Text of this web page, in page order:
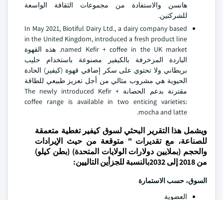
هانسن والاستفادة من مجموعات الثقافة الواسعة
للشركتين.
In May 2021, Biotiful Dairy Ltd., a dairy company based
in the United Kingdom, introduced a fresh product line
named Kefir + coffee in the UK market. هذه القهوة
الباردة المزخرفة بالكيفير مصنوعة باستخدام حليب
بريطاني ولا تحتوي على سكر إضافي قهوة (كيفير) الحادة
الحيوية هي مشروب مثالي من أجل تعزيز طبيعي للطاقة
مقترنة بدعم الحصانة The newly introduced Kefir +
coffee range is available in two enticing varieties:
mocha and latte.
ويشمل هذا التقرير البحثي لسوق كيفير تغطية متعمقة
للصناعة، مع تقديرات " متوقعة من حيث الإيرادات
والحجم (بملايين دولارات الولايات المتحدة) (بطن كيلو)
من 2018 إلى 2032بالنسبة للجزأين التاليين:
السوق، حسب الاستمارة
العضوية